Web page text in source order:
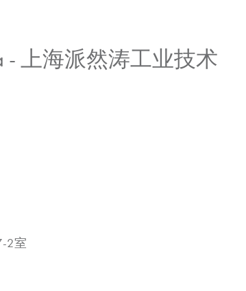
- 上海派然涛工业技术
2室